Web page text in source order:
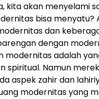
kita akan menyelami
bisa menyatu?
dan
dengan
modernitas adalah
spiritual. Namun
aspek zahir dan
modernitas yang